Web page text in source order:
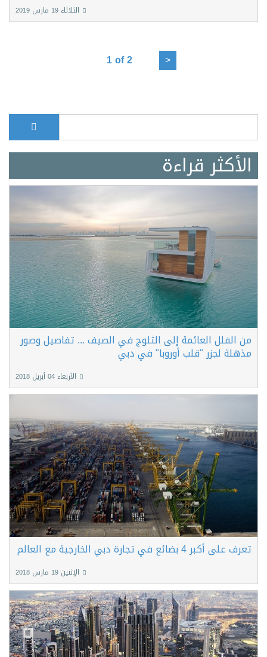
الثلاثاء 19 مارس 2019
1 of 2
Search form بحث
الأكثر قراءة
من الفلل العائمة إلى الثلوج في الصيف ... تفاصيل وصور
مذهلة لجزر "قلب أوروبا" في دبي
الأربعاء 04 أبريل 2018
تعرف على أكبر 4 بضائع في تجارة دبي الخارجية مع العالم
الإثنين 19 مارس 2018